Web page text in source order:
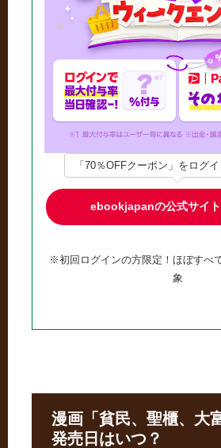
「70％OFFクーポン」をログ
ebookjapanの公式サイ
※初回ログインの方限定！ほぼすべ
象
漫画「貧民、聖櫃、大
発売日はいつ？